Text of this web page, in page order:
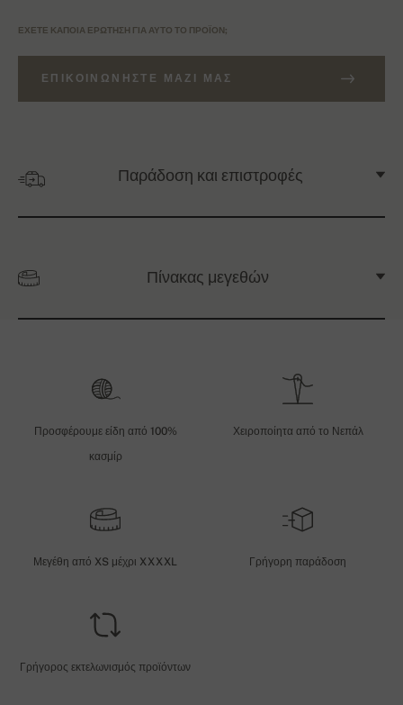
ΈΧΕΤΕ ΚΆΠΟΙΑ ΕΡΏΤΗΣΗ ΓΙΑ ΑΥΤΌ ΤΟ ΠΡΟΪΌΝ;
ΕΠΙΚΟΙΝΩΝΉΣΤΕ ΜΑΖΊ ΜΑΣ
Παράδοση και επιστροφές
Πίνακας μεγεθών
Προσφέρουμε είδη από 100%
κασμίρ
Χειροποίητα από το Νεπάλ
Μεγέθη από XS μέχρι XXXXL Γρήγορη παράδοση
Γρήγορος εκτελωνισμός προϊόντων